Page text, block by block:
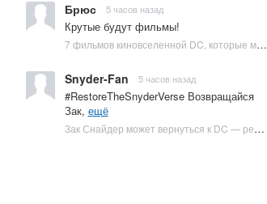
Брюс 5 часов назад
Крутые будут фильмы!
7 фильмов киновселенной DC, которые может снять Зак Снайдер | Plugged In Ru
Snyder-Fan 5 часов назад
#RestoreTheSnyderVerse Возвращайся
Зак, ещё
Зак Снайдер может вернуться к DC — режиссер общался с Warner Bros. (фото) | Plugged In Ru